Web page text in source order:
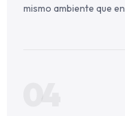
mismo ambiente que
04